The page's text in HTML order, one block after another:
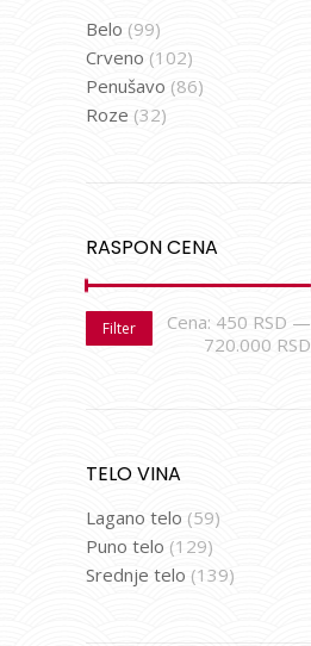
Belo (99)
Crveno (102)
Penušavo (86)
Roze (32)
RASPON CENA
Filter Cena: 450 RSD —
720.000 RSD
TELO VINA
Lagano telo (59)
Puno telo (129)
Srednje telo (139)